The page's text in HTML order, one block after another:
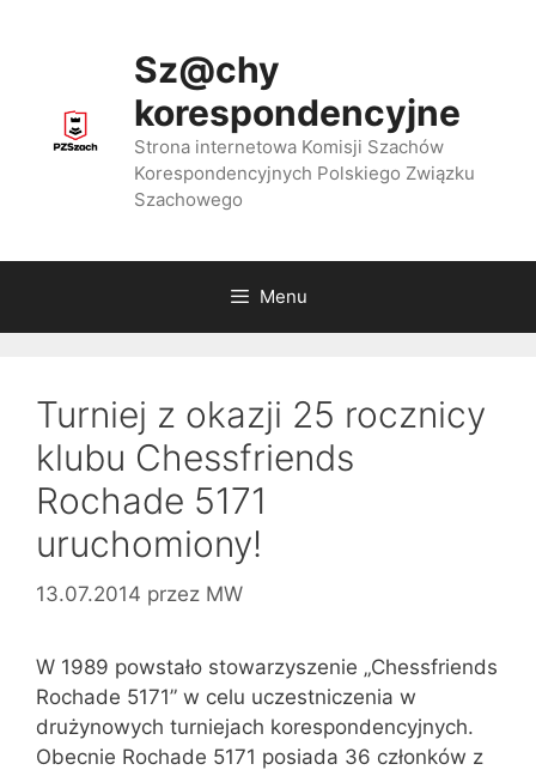
Sz@chy
korespondencyjne
Strona internetowa Komisji Szachów
Korespondencyjnych Polskiego Związku
Szachowego
Menu
Turniej z okazji 25 rocznicy
klubu Chessfriends
Rochade 5171
uruchomiony!
13.07.2014 przez MW
W 1989 powstało stowarzyszenie „Chessfriends
Rochade 5171” w celu uczestniczenia w
drużynowych turniejach korespondencyjnych.
Obecnie Rochade 5171 posiada 36 członków z